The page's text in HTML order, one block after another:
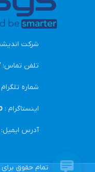
شرکت
تلفن تماس:
شماره
اینستاگرام :
آدرس ایمیل:
تمام حقوق برای